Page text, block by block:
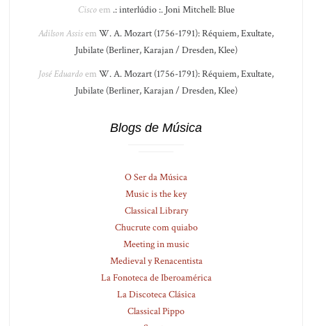
Ciscoem .: interlúdio :. Joni Mitchell: Blue
Adilson Assisem W. A. Mozart (1756-1791): Réquiem, Exultate,
Jubilate (Berliner, Karajan / Dresden, Klee)
José Eduardoem W. A. Mozart (1756-1791): Réquiem, Exultate,
Jubilate (Berliner, Karajan / Dresden, Klee)
Blogs de Música
O Ser da Música
Music is the key
Classical Library
Chucrute com quiabo
Meeting in music
Medieval y Renacentista
La Fonoteca de Iberoamérica
La Discoteca Clásica
Classical Pippo